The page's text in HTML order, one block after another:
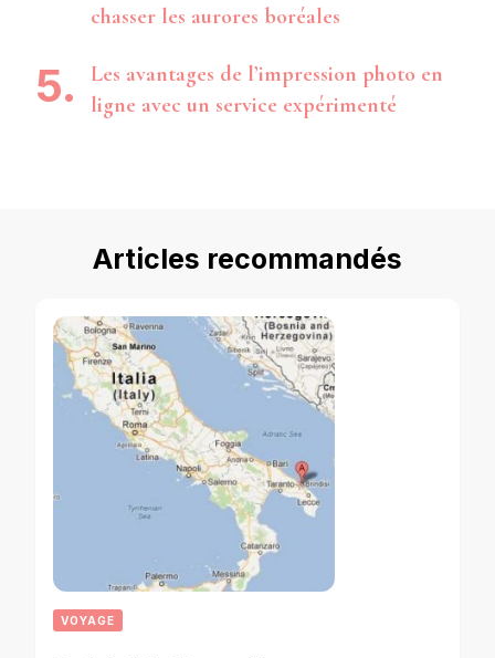
chasser les aurores boréales
Les avantages de l’impression photo en
ligne avec un service expérimenté
Articles recommandés
VOYAGE